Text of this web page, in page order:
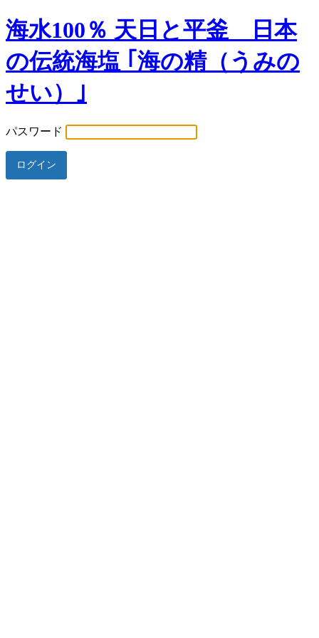
海水100％ 天日と平釜 日本
の伝統海塩 ｢海の精（うみの
せい）｣
パスワード